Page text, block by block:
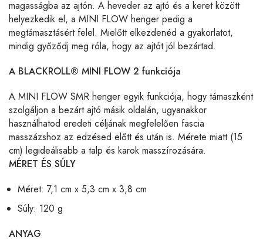
magasságba az ajtón. A heveder az ajtó és a keret között
helyezkedik el, a MINI FLOW henger pedig a
megtámasztásért felel. Mielőtt elkezdenéd a gyakorlatot,
mindig győződj meg róla, hogy az ajtót jól bezártad.
A BLACKROLL® MINI FLOW 2 funkciója
A MINI FLOW SMR henger egyik funkciója, hogy támaszként
szolgáljon a bezárt ajtó másik oldalán, ugyanakkor
használhatod eredeti céljának megfelelően fascia
masszázshoz az edzésed előtt és után is. Mérete miatt (15
cm) legideálisabb a talp és karok masszírozására.
MÉRET ÉS SÚLY
Méret: 7,1 cm x 5,3 cm x 3,8 cm
Súly: 120 g
ANYAG